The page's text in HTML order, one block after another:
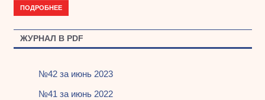
ПОДРОБНЕЕ
ЖУРНАЛ В PDF
№42 за июнь 2023
№41 за июнь 2022